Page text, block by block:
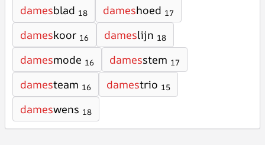
damesblad 18 dameshoed 17
dameskoor 16 dameslijn 18
damesmode 16 damesstem 17
damesteam 16 damestrio 15
dameswens 18